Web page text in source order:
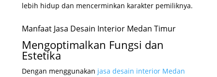
lebih hidup dan mencerminkan karakter pemiliknya.
Manfaat Jasa Desain Interior Medan Timur
Mengoptimalkan Fungsi dan
Estetika
Dengan menggunakan jasa desain interior Medan